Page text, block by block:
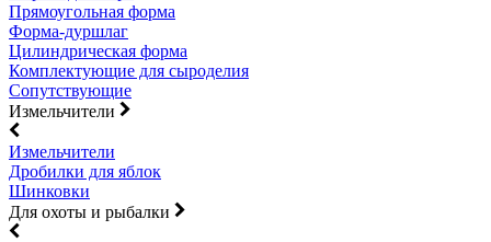
Прямоугольная форма
Форма-дуршлаг
Цилиндрическая форма
Комплектующие для сыроделия
Сопутствующие
Измельчители
Измельчители
Дробилки для яблок
Шинковки
Для охоты и рыбалки